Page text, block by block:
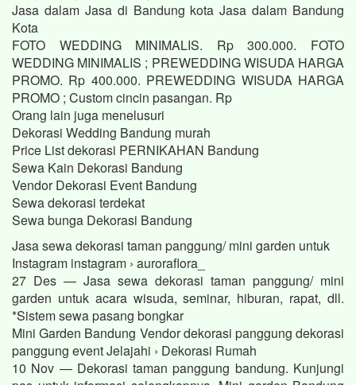
Jasa dalam Jasa di Bandung kota Jasa dalam Bandung
Kota
FOTO WEDDING MINIMALIS. Rp 300.000. FOTO
WEDDING MINIMALIS ; PREWEDDING WISUDA HARGA
PROMO. Rp 400.000. PREWEDDING WISUDA HARGA
PROMO ; Custom cincin pasangan. Rp
Orang lain juga menelusuri
Dekorasi Wedding Bandung murah
Price List dekorasi PERNIKAHAN Bandung
Sewa Kain Dekorasi Bandung
Vendor Dekorasi Event Bandung
Sewa dekorasi terdekat
Sewa bunga Dekorasi Bandung
Jasa sewa dekorasi taman panggung/ mini garden untuk
Instagram instagram › auroraflora_
27 Des — Jasa sewa dekorasi taman panggung/ mini
garden untuk acara wisuda, seminar, hiburan, rapat, dll.
*Sistem sewa pasang bongkar
Mini Garden Bandung Vendor dekorasi panggung dekorasi
panggung event Jelajahi › Dekorasi Rumah
10 Nov — Dekorasi taman panggung bandung. Kunjungi